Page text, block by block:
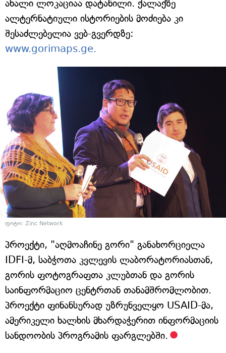
ახალი ლოკაციაა დატანილი. ქალაქზე
ალტერნატიული ისტორიების მოძიება კი
შესაძლებელია ვებ-გვერდზე:
www.gorimaps.ge.
ფოტო: Zinc Network
პროექტი, "აღმოაჩინე გორი" განახორციელა
IDFI-მ, საბჭოთა კვლევის ლაბორატორიასთან,
გორის ფოტოგრაფთა კლუბთან და გორის
საინფორმაციო ცენტრთან თანამშრომლობით.
პროექტი ფინანსურად უზრუნველყო USAID-მა,
ამერიკელი ხალხის მხარდაჭერით ინფორმაციის
სანდოობის პროგრამის ფარგლებში.